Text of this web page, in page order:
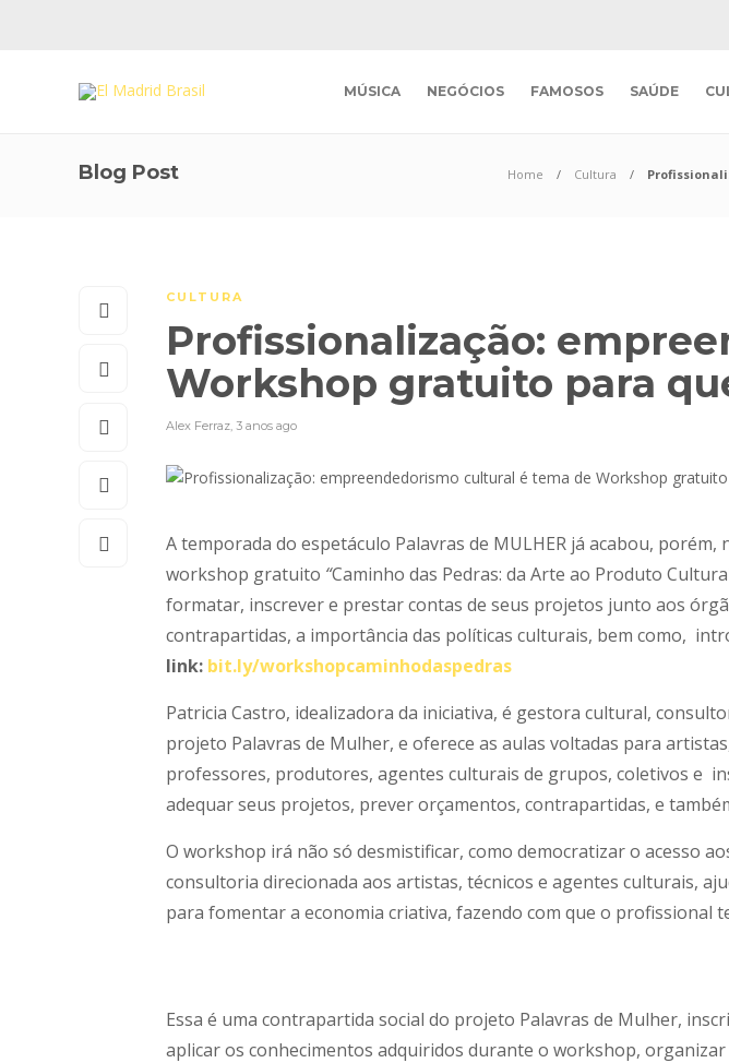
MÚSICA NEGÓCIOS FAMOSOS SAÚDE
Blog Post Home Cultura
CULTURA
Profissionalização:
Workshop gratuito para
Alex Ferraz, 3 anos ago
A temporada do espetáculo Palavras de MULHER já acabou,
workshop gratuito “Caminho das Pedras: da Arte ao Produto
formatar, inscrever e prestar contas de seus projetos junto aos
contrapartidas, a importância das políticas culturais, bem como,
link: bit.ly/workshopcaminhodaspedras
Patricia Castro, idealizadora da iniciativa, é gestora cultural,
projeto Palavras de Mulher, e oferece as aulas voltadas para
professores, produtores, agentes culturais de grupos, coletivos e
adequar seus projetos, prever orçamentos, contrapartidas, e
O workshop irá não só desmistificar, como democratizar o acesso
consultoria direcionada aos artistas, técnicos e agentes culturais,
para fomentar a economia criativa, fazendo com que o profissional
Essa é uma contrapartida social do projeto Palavras de Mulher,
aplicar os conhecimentos adquiridos durante o workshop,